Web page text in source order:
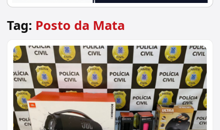
Tag: Posto da Mata